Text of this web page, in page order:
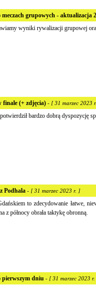
grupowych - aktualizacja 2
wyniki rywalizacji grupowej
finale (+ zdjęcia) - [ 31 marzec 2023
bardzo dobrą dyspozycję
Podhala - [ 31 marzec 2023 r. ]
to zdecydowanie łatwe,
z północy obrała taktykę obronną.
pierwszym dniu - [ 31 marzec 2023